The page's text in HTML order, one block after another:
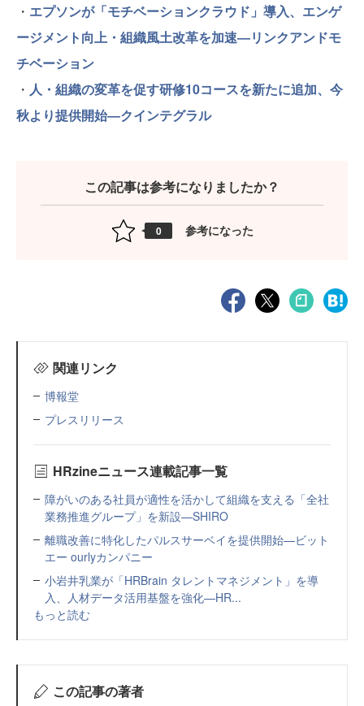
・ エプソンが「モチベーションクラウド」導入、エンゲ
ージメント向上・組織風土改革を加速―リンクアンドモ
チベーション
・ 人・組織の変革を促す研修10コースを新たに追加、今
秋より提供開始―クインテグラル
この記事は参考になりましたか？
0 参考になった
関連リンク
博報堂
プレスリリース
HRzineニュース連載記事一覧
障がいのある社員が適性を活かして組織を支える「全社
業務推進グループ」を新設—SHIRO
離職改善に特化したパルスサーベイを提供開始—ビット
エー ourlyカンパニー
小岩井乳業が「HRBrain タレントマネジメント」を導
入、人材データ活用基盤を強化—HR...
もっと読む
この記事の著者